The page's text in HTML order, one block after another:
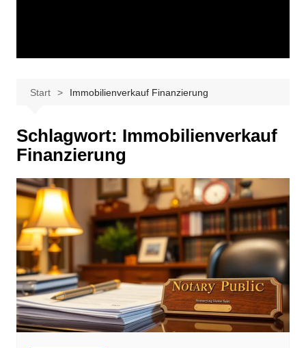
Start Immobilienverkauf Finanzierung
Schlagwort: Immobilienverkauf
Finanzierung